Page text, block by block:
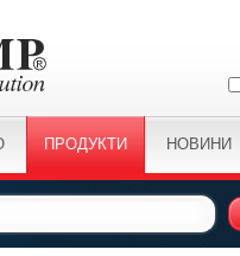
ПРОДУКТИ НОВИНИ